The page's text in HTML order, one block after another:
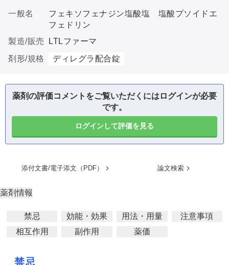
一般名
フェキソフェナジン塩酸塩 塩酸プソイドエ
フェドリン
製造/販売
LTLファーマ
剤形/規格
ディレグラ配合錠
薬剤の評価コメントをご覧いただくにはログインが必要
です。
ログインして評価を見る
添付文書/電子添文（PDF） 論文検索
薬剤情報
禁忌 効能・効果 用法・用量
注意事項
相互作用
副作用 薬価
禁忌